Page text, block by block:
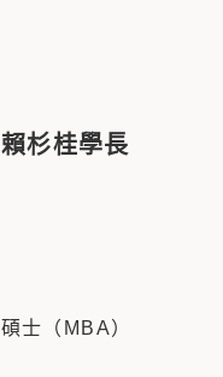
賴杉桂學長
士（MBA）